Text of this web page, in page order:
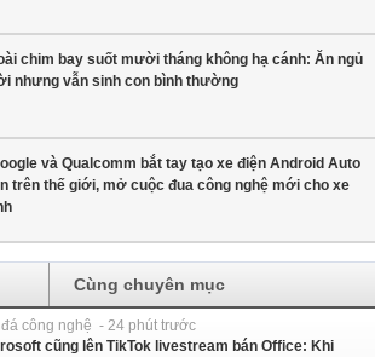
chim bay suốt mười tháng không hạ cánh: Ăn ngủ
nhưng vẫn sinh con bình thường
và Qualcomm bắt tay tạo xe điện Android Auto
trên thế giới, mở cuộc đua công nghệ mới cho xe
Cùng chuyên mục
công nghệ - 24 phút trước
cũng lên TikTok livestream bán Office: Khi